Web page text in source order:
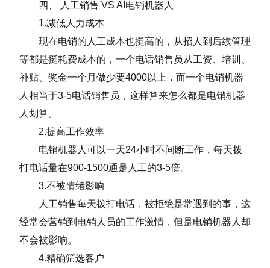
四、 人工销售 VS AI电销机器人
1.减低人力成本
现在电销的人工成本也挺高的，从招人到后续管理
等都是挺耗费成本的，一个电话销售员从工资、培训、
补贴、奖金一个月做少要4000以上，而一个电销机器
人相当于3-5电话销售员，这样算来怎么都是电销机器
人划算。
2.提高工作效率
电销机器人可以一天24小时不间断工作，每天拨
打电话量在900-1500通是人工的3-5倍。
3.不被情绪影响
人工销售每天拨打电话，被拒绝是常遇到的事，这
经常会营销到电销人员的工作激情，但是电销机器人却
不会被影响。
4.精确筛选客户